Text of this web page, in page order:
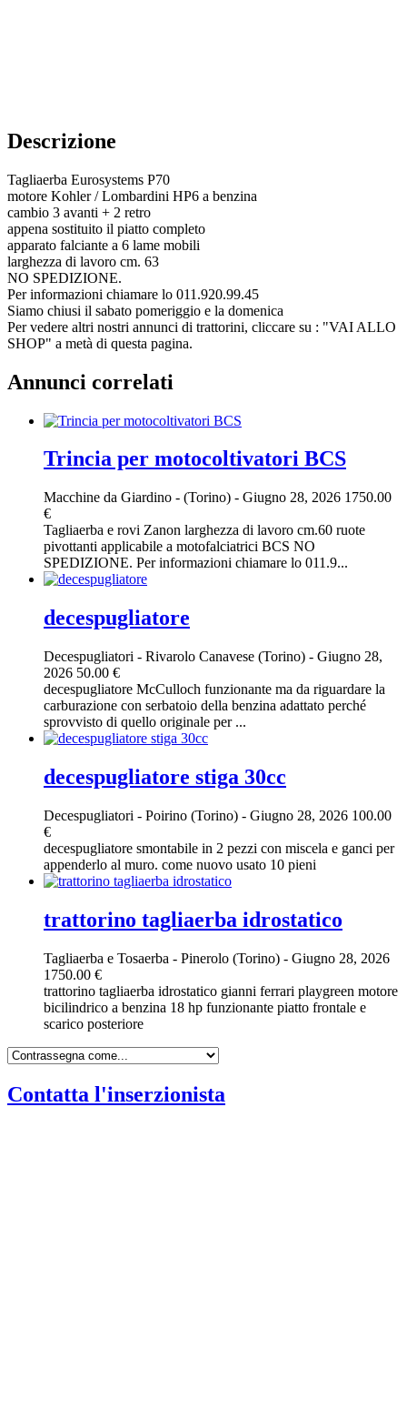
Descrizione
Tagliaerba Eurosystems P70
motore Kohler / Lombardini HP6 a benzina
cambio 3 avanti + 2 retro
appena sostituito il piatto completo
apparato falciante a 6 lame mobili
larghezza di lavoro cm. 63
NO SPEDIZIONE.
Per informazioni chiamare lo 011.920.99.45
Siamo chiusi il sabato pomeriggio e la domenica
Per vedere altri nostri annunci di trattorini, cliccare su : "VAI ALLO
SHOP" a metà di questa pagina.
Annunci correlati
Trincia per motocoltivatori BCS
Macchine da Giardino - (Torino) - Giugno 28, 2026 1750.00
€
Tagliaerba e rovi Zanon larghezza di lavoro cm.60 ruote
pivottanti applicabile a motofalciatrici BCS NO
SPEDIZIONE. Per informazioni chiamare lo 011.9...
decespugliatore
Decespugliatori - Rivarolo Canavese (Torino) - Giugno 28,
2026 50.00 €
decespugliatore McCulloch funzionante ma da riguardare la
carburazione con serbatoio della benzina adattato perché
sprovvisto di quello originale per ...
decespugliatore stiga 30cc
Decespugliatori - Poirino (Torino) - Giugno 28, 2026 100.00
€
decespugliatore smontabile in 2 pezzi con miscela e ganci per
appenderlo al muro. come nuovo usato 10 pieni
trattorino tagliaerba idrostatico
Tagliaerba e Tosaerba - Pinerolo (Torino) - Giugno 28, 2026
1750.00 €
trattorino tagliaerba idrostatico gianni ferrari playgreen motore
bicilindrico a benzina 18 hp funzionante piatto frontale e
scarico posteriore
Contatta l'inserzionista